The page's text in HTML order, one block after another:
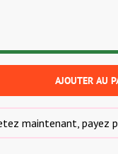
AJOUTER AU
maintenant, payez